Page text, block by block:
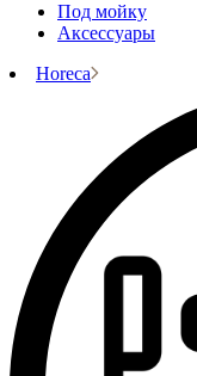
Под мойку
Аксессуары
Horeca